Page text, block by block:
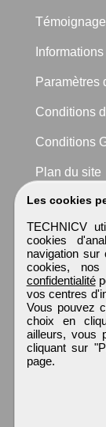
Les cookies
TECHNICV
cookies
navigation
cookies, nos
confidentialité
vos centres
Vous pouvez
choix en
ailleurs, vous
cliquant sur
page.
Paramètres
Conditions
Conditions
Plan du site